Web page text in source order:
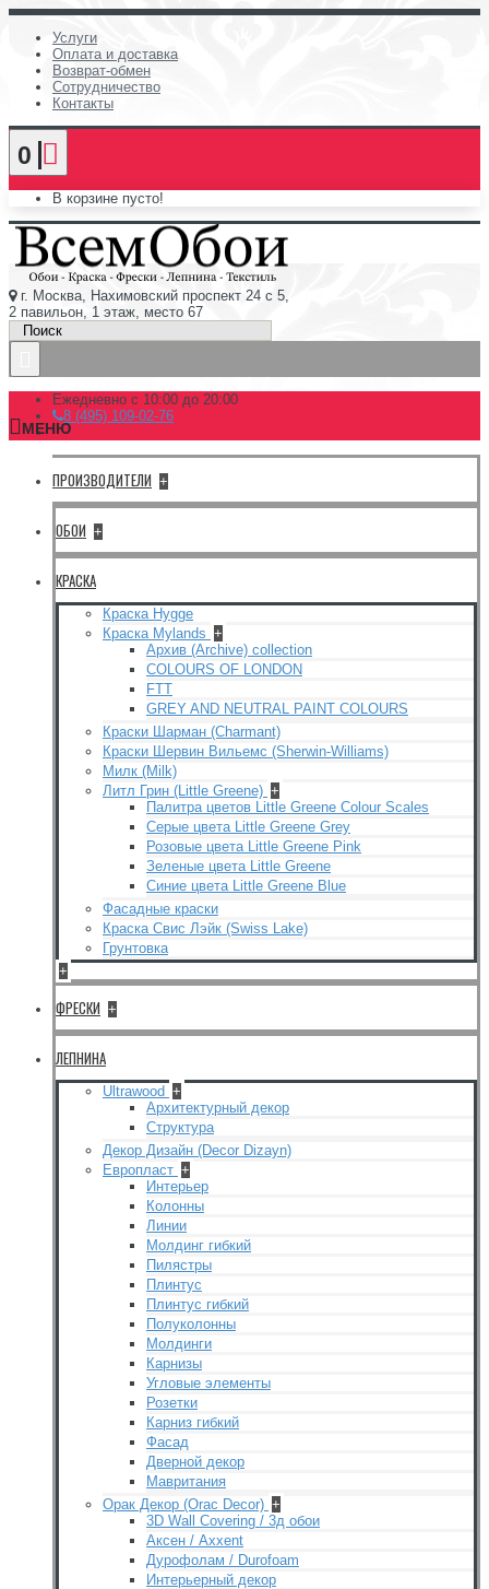
Услуги
Оплата и доставка
Возврат-обмен
Сотрудничество
Контакты
0
В корзине пусто!
г. Москва, Нахимовский проспект 24 с 5,
2 павильон, 1 этаж, место 67
Ежедневно с 10:00 до 20:00
8 (495) 109-02-76
МЕНЮ
ПРОИЗВОДИТЕЛИ +
ОБОИ +
КРАСКА
Краска Hygge
Краска Mylands +
Архив (Archive) collection
COLOURS OF LONDON
FTT
GREY AND NEUTRAL PAINT COLOURS
Краски Шарман (Charmant)
Краски Шервин Вильемс (Sherwin-Williams)
Милк (Milk)
Литл Грин (Little Greene) +
Палитра цветов Little Greene Colour Scales
Серые цвета Little Greene Grey
Розовые цвета Little Greene Pink
Зеленые цвета Little Greene
Синие цвета Little Greene Blue
Фасадные краски
Краска Свис Лэйк (Swiss Lake)
Грунтовка
+
ФРЕСКИ +
ЛЕПНИНА
Ultrawood +
Архитектурный декор
Структура
Декор Дизайн (Decor Dizayn)
Европласт +
Интерьер
Колонны
Линии
Молдинг гибкий
Пилястры
Плинтус
Плинтус гибкий
Полуколонны
Молдинги
Карнизы
Угловые элементы
Розетки
Карниз гибкий
Фасад
Дверной декор
Мавритания
Орак Декор (Orac Decor) +
3D Wall Covering / 3д обои
Аксен / Axxent
Дурофолам / Durofoam
Интерьерный декор